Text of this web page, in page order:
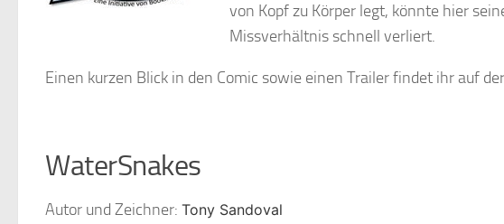
von Kopf zu Körper legt, könnte hier
Missverhältnis schnell verliert.
Einen kurzen Blick in den Comic sowie einen Trailer findet ihr auf
WaterSnakes
Autor und Zeichner: Tony Sandoval